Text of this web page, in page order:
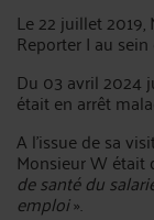
Le 22 juillet
Reporter I au sein
Du 03 avril 2024
était en arrêt
A l'issue de sa
Monsieur W était
de santé du
emploi».